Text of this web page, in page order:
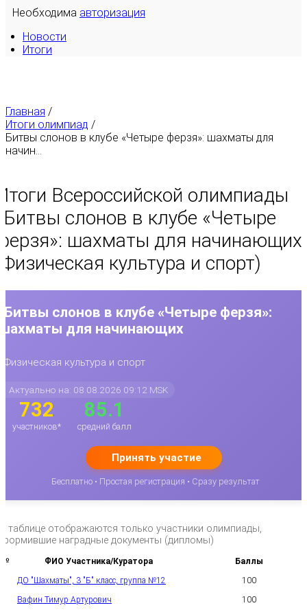
Необходима авторизация
Новости
Итоги
Главная /
Итоги олимпиад /
Битвы слонов в клубе «Четыре ферзя»: шахматы для
начин...
Всероссийской олимпиады
Битвы слонов в клубе «Четыре
шахматы для начинающих
культура и спорт)
Битвы слонов в клубе «Четыре ферзя»:
для начинающих
Физическая культура и спорт
Актуально на: 08.08.2026 09:12 MSK
732
участников*
85.1
средний балл
Принять участие
Бесплатно • Простая регистрация • Сразу результат
таблице отображаются только участники олимпиады,
наградные документы (дипломы)
№ ФИО Участника/Куратора Баллы
ДО "Шахматы", 3 "Б" класс, группа №12 100
Вафин Тимур Артурович 100